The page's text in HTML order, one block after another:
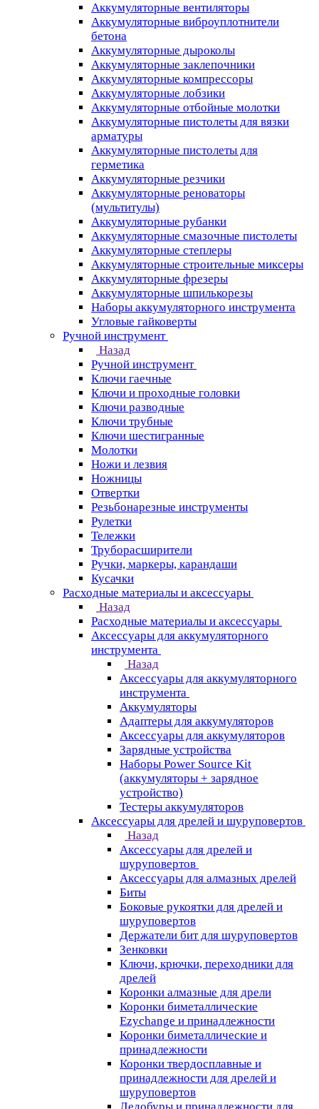
Аккумуляторные вентиляторы
Аккумуляторные виброуплотнители
бетона
Аккумуляторные дыроколы
Аккумуляторные заклепочники
Аккумуляторные компрессоры
Аккумуляторные лобзики
Аккумуляторные отбойные молотки
Аккумуляторные пистолеты для вязки
арматуры
Аккумуляторные пистолеты для
герметика
Аккумуляторные резчики
Аккумуляторные реноваторы
(мультитулы)
Аккумуляторные рубанки
Аккумуляторные смазочные пистолеты
Аккумуляторные степлеры
Аккумуляторные строительные миксеры
Аккумуляторные фрезеры
Аккумуляторные шпилькорезы
Наборы аккумуляторного инструмента
Угловые гайковерты
Ручной инструмент
Назад
Ручной инструмент
Ключи гаечные
Ключи и проходные головки
Ключи разводные
Ключи трубные
Ключи шестигранные
Молотки
Ножи и лезвия
Ножницы
Отвертки
Резьбонарезные инструменты
Рулетки
Тележки
Труборасширители
Ручки, маркеры, карандаши
Кусачки
Расходные материалы и аксессуары
Назад
Расходные материалы и аксессуары
Аксессуары для аккумуляторного
инструмента
Назад
Аксессуары для аккумуляторного
инструмента
Aккумуляторы
Адаптеры для аккумуляторов
Аксессуары для аккумуляторов
Зарядные устройства
Наборы Power Source Kit
(аккумуляторы + зарядное
устройство)
Тестеры аккумуляторов
Аксессуары для дрелей и шуруповертов
Назад
Аксессуары для дрелей и
шуруповертов
Аксессуары для алмазных дрелей
Биты
Боковые рукоятки для дрелей и
шуруповертов
Держатели бит для шуруповертов
Зенковки
Ключи, крючки, переходники для
дрелей
Коронки алмазные для дрели
Коронки биметаллические
Ezychange и принадлежности
Коронки биметаллические и
принадлежности
Коронки твердосплавные и
принадлежности для дрелей и
шуруповертов